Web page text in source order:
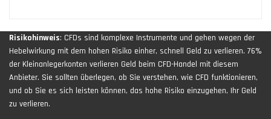
Risikohinweis: CFDs sind komplexe Instrumente und gehen wegen der
Hebelwirkung mit dem hohen Risiko einher, schnell Geld zu verlieren. 76%
der Kleinanlegerkonten verlieren Geld beim CFD-Handel mit diesem
Anbieter. Sie sollten überlegen, ob Sie verstehen, wie CFD funktionieren,
und ob Sie es sich leisten können, das hohe Risiko einzugehen, Ihr Geld
zu verlieren.